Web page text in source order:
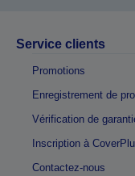
Service clients
Promotions
Enregistrement de
Vérification de
Inscription à
Contactez-nous